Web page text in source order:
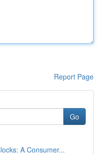
Report Page
Go
A Consumer...